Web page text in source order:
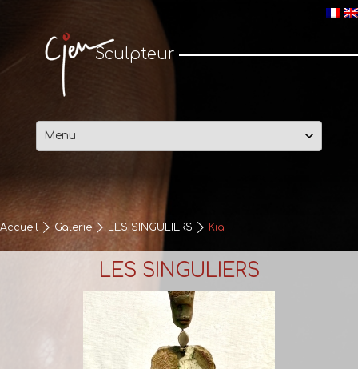
Sculpteur
Passer
au
Accueil Galerie LES SINGULIERS Kia
LES SINGULIERS